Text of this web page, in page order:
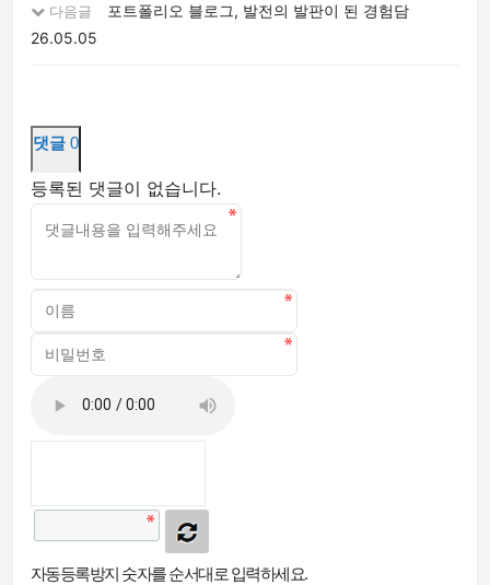
다음글
포트폴리오 블로그, 발전의 발판이 된 경험담
26.05.05
댓글 0
등록된 댓글이 없습니다.
자동등록방지 숫자를 순서대로 입력하세요.